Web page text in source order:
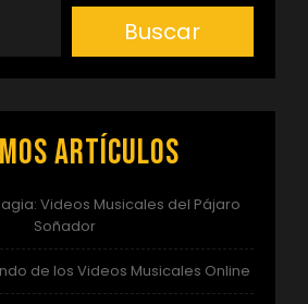
Buscar
artículos
Videos Musicales del Pájaro
Soñador
de los Videos Musicales Online